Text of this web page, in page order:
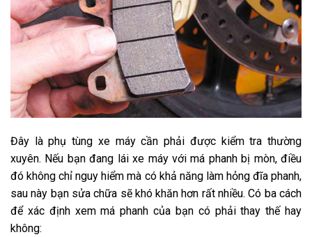
Đây là phụ tùng xe máy cần phải được kiểm tra thường
xuyên. Nếu bạn đang lái xe máy với má phanh bị mòn, điều
đó không chỉ nguy hiểm mà có khả năng làm hỏng đĩa phanh,
sau này bạn sửa chữa sẽ khó khăn hơn rất nhiều. Có ba cách
để xác định xem má phanh của bạn có phải thay thế hay
không: